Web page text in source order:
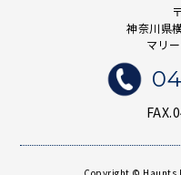
神奈川県
マリ